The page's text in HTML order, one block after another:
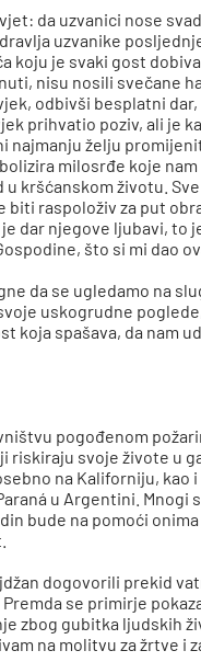
da uzvanici nose
uzvanike
koju je svaki gost
nisu nosili svečane
odbivši besplatni
prihvatio poziv, ali je
najmanju želju
milosrđe koje
kršćanskom životu.
raspoloživ za put
dar njegove ljubavi, to
što si mi dao
da se ugledamo na
uskogrudne
koja spašava, da nam
pogođenom
svoje živote u
na Kaliforniju,
u Argentini.
bude na pomoći
dogovorili prekid
se primirje
zbog gubitka ljudskih
na molitvu za žrtve i